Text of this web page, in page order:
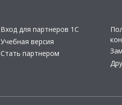
Вход для партнеров 1С
Учебная версия
Стать партнером